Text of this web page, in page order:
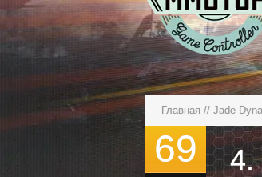
Главная // Jade
69 4.